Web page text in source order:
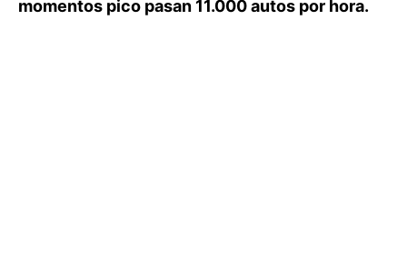
momentos pico pasan 11.000 autos por hora.